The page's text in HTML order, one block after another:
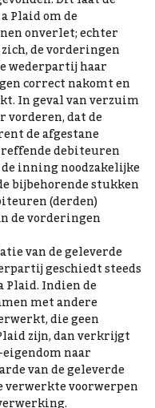
Plaid om de
onverlet; echter
de vorderingen
wederpartij haar
correct nakomt en
In geval van verzuim
vorderen, dat de
de afgestane
debiteuren
inning noodzakelijke
bijbehorende stukken
(derden)
de vorderingen
van de geleverde
geschiedt steeds
Plaid. Indien de
met andere
die geen
zijn, dan verkrijgt
naar
van de geleverde
verwerkte voorwerpen